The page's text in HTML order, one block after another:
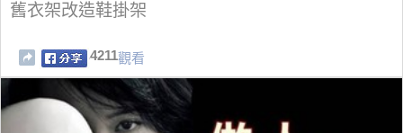
舊衣架改造鞋掛架
4211觀看